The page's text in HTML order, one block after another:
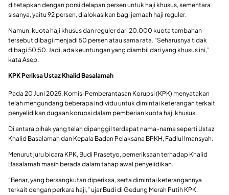
ditetapkan dengan porsi delapan persen untuk haji khusus, sementara
sisanya, yaitu 92 persen, dialokasikan bagi jemaah haji reguler.
Namun, kuota haji khusus dan reguler dari 20.000 kuota tambahan
tersebut dibagi menjadi 50 persen atau sama rata. “Seharusnya tidak
dibagi 50:50. Jadi, ada keuntungan yang diambil dari yang khusus ini,”
kata Asep.
KPK Periksa Ustaz Khalid Basalamah
Pada 20 Juni 2025, Komisi Pemberantasan Korupsi (KPK) menyatakan
telah mengundang beberapa individu untuk dimintai keterangan terkait
penyelidikan dugaan korupsi dalam pemberian kuota haji khusus.
Di antara pihak yang telah dipanggil terdapat nama-nama seperti Ustaz
Khalid Basalamah dan Kepala Badan Pelaksana BPKH, Fadlul Imansyah.
Menurut juru bicara KPK, Budi Prasetyo, pemeriksaan terhadap Khalid
Basalamah masih berada dalam tahap awal penyelidikan.
“Benar, yang bersangkutan diperiksa, serta dimintai keterangannya
terkait dengan perkara haji,” ujar Budi di Gedung Merah Putih KPK,